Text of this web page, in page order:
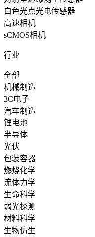
白色光点光电传感器
高速相机
sCMOS相机
行业
全部
机械制造
3C电子
汽车制造
锂电池
半导体
光伏
包装容器
燃烧化学
流体力学
生命科学
弱光探测
材料科学
生物仿生